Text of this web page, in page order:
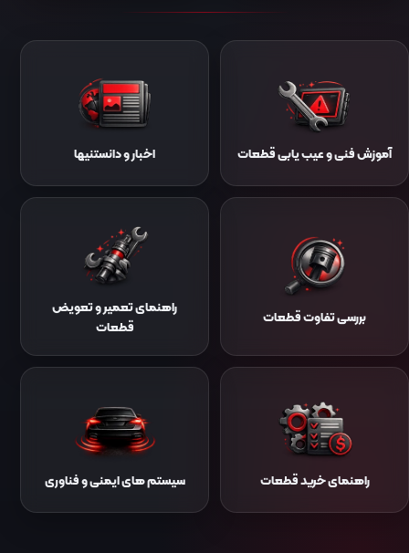
آموزش فنی و عیب یابی قطعات اخبار و دانستنیها
بررسی تفاوت قطعات
راهنمای تعمیر و تعویض
قطعات
راهنمای خرید قطعات سیستم‌ های ایمنی و فناوری